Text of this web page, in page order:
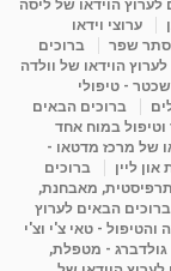
09:12
לערוץ הוידאו של ליסה
ערוצי וידאו
שפר
ברוכים
הוידאו של וולדה
- טיפולי
ברוכים הבאים
וטיפול במוח אחד
של מרכז מדטאו -
ליין
ברוכים
מאבחנת,
ברוכים הבאים לערוץ
והטיפול - טאי צ'י וצ'י
גולדברג - מטפלת,